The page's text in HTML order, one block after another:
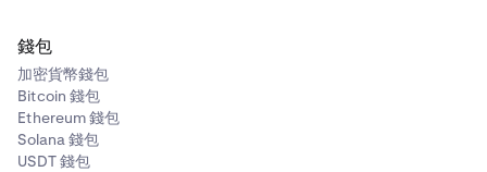
選項卡中查看其狀態。在以下範例中，BTC Perp 價格
必須達到 $22,350 才能執行限價買入訂單。
如果您的訂單尚未執行，您可以點擊右側的「x」按鈕
取消訂單，或者點擊旁邊的鉛筆按鈕編輯訂單。
限價單可能不會立即成交，但您可以在「交易」頁面上
的「未平倉訂單」選項卡中查看其狀態。如果您的訂單
尚未執行，您可以透過點擊訂單，然後在訂單詳情中點
擊「取消」，或者透過長按訂單以打開長按菜單，然後
點擊「取消訂單」。
錢包
加密貨幣錢包
Bitcoin 錢包
Ethereum 錢包
Solana 錢包
USDT 錢包